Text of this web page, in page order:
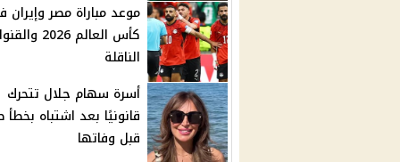
موعد مباراة مصر
كأس العالم 2026
الناقلة
أسرة سهام جلال تتحرك
قانونيًا بعد اشتباه
قبل وفاتها